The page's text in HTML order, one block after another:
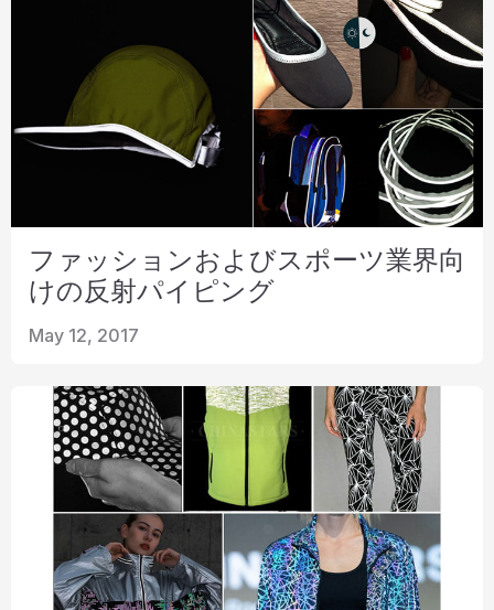
ファッションおよびスポーツ業界向
けの反射パイピング
May 12, 2017